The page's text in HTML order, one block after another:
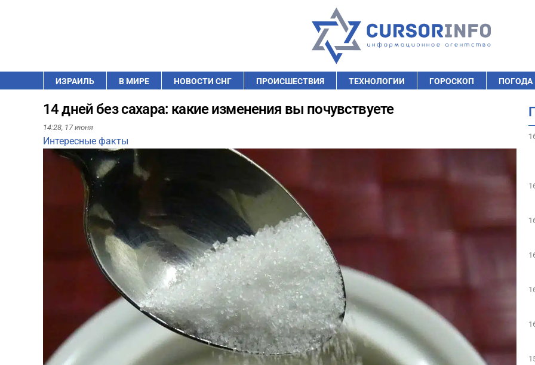
ИЗРАИЛЬ В МИРЕ НОВОСТИ СНГ ПРОИСШЕСТВИЯ ТЕХНОЛОГИИ ГОРОСКОП ПОГОДА
14 дней без сахара: какие изменения вы почувствуете
14:28, 17 июня
Интересные факты